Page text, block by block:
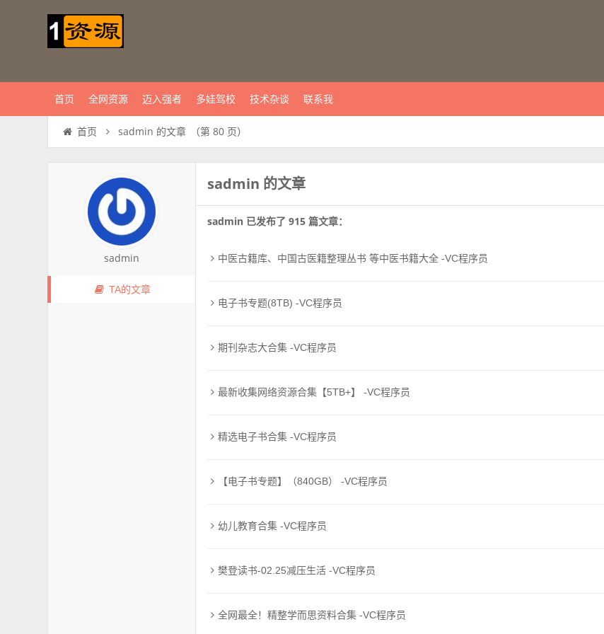
首页 全网资源 迈入强者 多娃驾校 技术杂谈 联系我
首页 sadmin 的文章 （第 80 页）
sadmin
TA的文章
sadmin 的文章
sadmin 已发布了 915 篇文章：
中医古籍库、中国古医籍整理丛书 等中医书籍大全 -VC程序员
电子书专题(8TB) -VC程序员
期刊杂志大合集 -VC程序员
最新收集网络资源合集【5TB+】 -VC程序员
精选电子书合集 -VC程序员
【电子书专题】（840GB） -VC程序员
幼儿教育合集 -VC程序员
樊登读书-02.25减压生活 -VC程序员
全网最全！精整学而思资料合集 -VC程序员